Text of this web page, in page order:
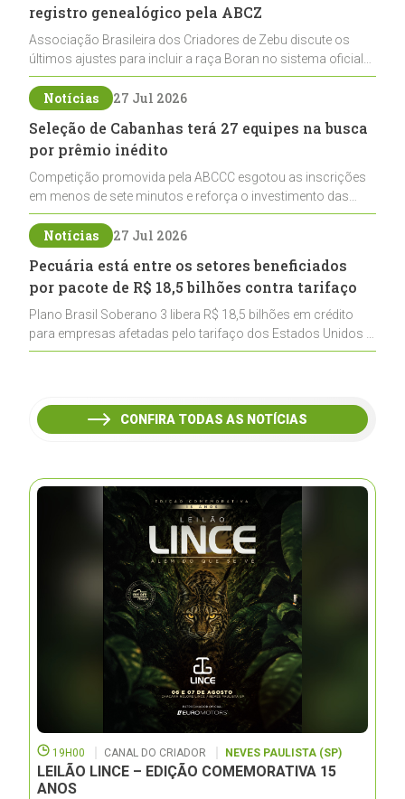
registro genealógico pela ABCZ
Associação Brasileira dos Criadores de Zebu discute os
últimos ajustes para incluir a raça Boran no sistema oficial
de registros, abrindo caminho para sua expansão na
pecuária nacional
Notícias 27 Jul 2026
Seleção de Cabanhas terá 27 equipes na busca
por prêmio inédito
Competição promovida pela ABCCC esgotou as inscrições
em menos de sete minutos e reforça o investimento das
cabanhas na seleção genética de Cavalos Crioulos voltados
ao laço
Notícias 27 Jul 2026
Pecuária está entre os setores beneficiados
por pacote de R$ 18,5 bilhões contra tarifaço
Plano Brasil Soberano 3 libera R$ 18,5 bilhões em crédito
para empresas afetadas pelo tarifaço dos Estados Unidos e
inclui a pecuária entre os setores estratégicos
CONFIRA TODAS AS NOTÍCIAS
19H00 CANAL DO CRIADOR NEVES PAULISTA (SP)
LEILÃO LINCE – EDIÇÃO COMEMORATIVA 15
ANOS